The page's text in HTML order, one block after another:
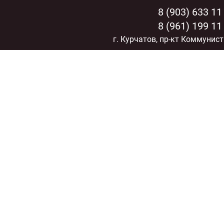
8 (903) 633
8 (961) 199
г. Курчатов, пр-кт